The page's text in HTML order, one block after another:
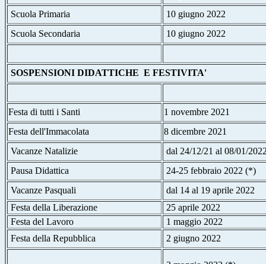
Scuola Primaria
10 giugno 2022
Scuola Secondaria
10 giugno 2022
SOSPENSIONI DIDATTICHE E FESTIVITA'
Festa di tutti i Santi
1 novembre 2021
Festa dell'Immacolata
8 dicembre 2021
Vacanze Natalizie
dal 24/12/21 al 08/01/
Pausa Didattica
24-25 febbraio 2022 (*)
Vacanze Pasquali
dal 14 al 19 aprile 2022
Festa della Liberazione
25 aprile 2022
Festa del Lavoro
1 maggio 2022
Festa della Repubblica
2 giugno 2022